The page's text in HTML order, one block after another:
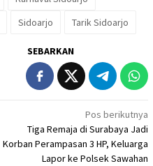
Sidoarjo Tarik Sidoarjo
SEBARKAN
Pos berikutnya
Tiga Remaja di Surabaya Jadi
Korban Perampasan 3 HP, Keluarga
Lapor ke Polsek Sawahan